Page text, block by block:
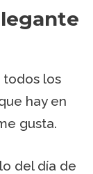
todos los
hay en
gusta.
del día de